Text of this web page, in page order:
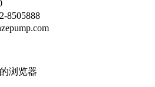
8505888
浏览器